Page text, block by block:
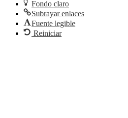
Fondo claro
Subrayar enlaces
Fuente legible
Reiniciar